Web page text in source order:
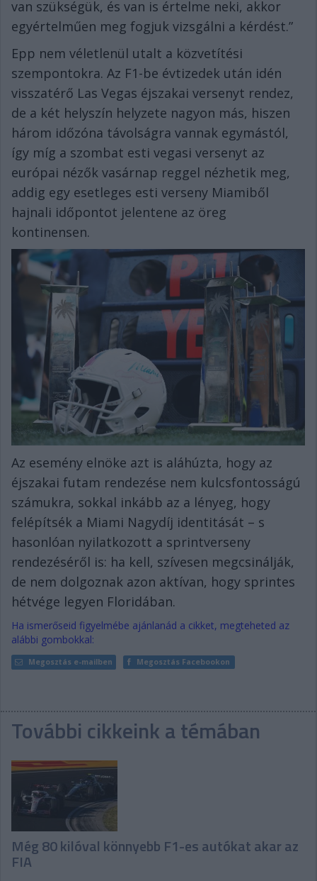
van szükségük, és van is értelme neki, akkor
egyértelműen meg fogjuk vizsgálni a kérdést.”
Epp nem véletlenül utalt a közvetítési
szempontokra. Az F1-be évtizedek után idén
visszatérő Las Vegas éjszakai versenyt rendez,
de a két helyszín helyzete nagyon más, hiszen
három időzóna távolságra vannak egymástól,
így míg a szombat esti vegasi versenyt az
európai nézők vasárnap reggel nézhetik meg,
addig egy esetleges esti verseny Miamiből
hajnali időpontot jelentene az öreg
kontinensen.
Az esemény elnöke azt is aláhúzta, hogy az
éjszakai futam rendezése nem kulcsfontosságú
számukra, sokkal inkább az a lényeg, hogy
felépítsék a Miami Nagydíj identitását – s
hasonlóan nyilatkozott a sprintverseny
rendezéséről is: ha kell, szívesen megcsinálják,
de nem dolgoznak azon aktívan, hogy sprintes
hétvége legyen Floridában.
Ha ismerőseid figyelmébe ajánlanád a cikket, megteheted az
alábbi gombokkal:
Megosztás e-mailben Megosztás Facebookon
További cikkeink a témában
Még 80 kilóval könnyebb F1-es autókat akar az
FIA